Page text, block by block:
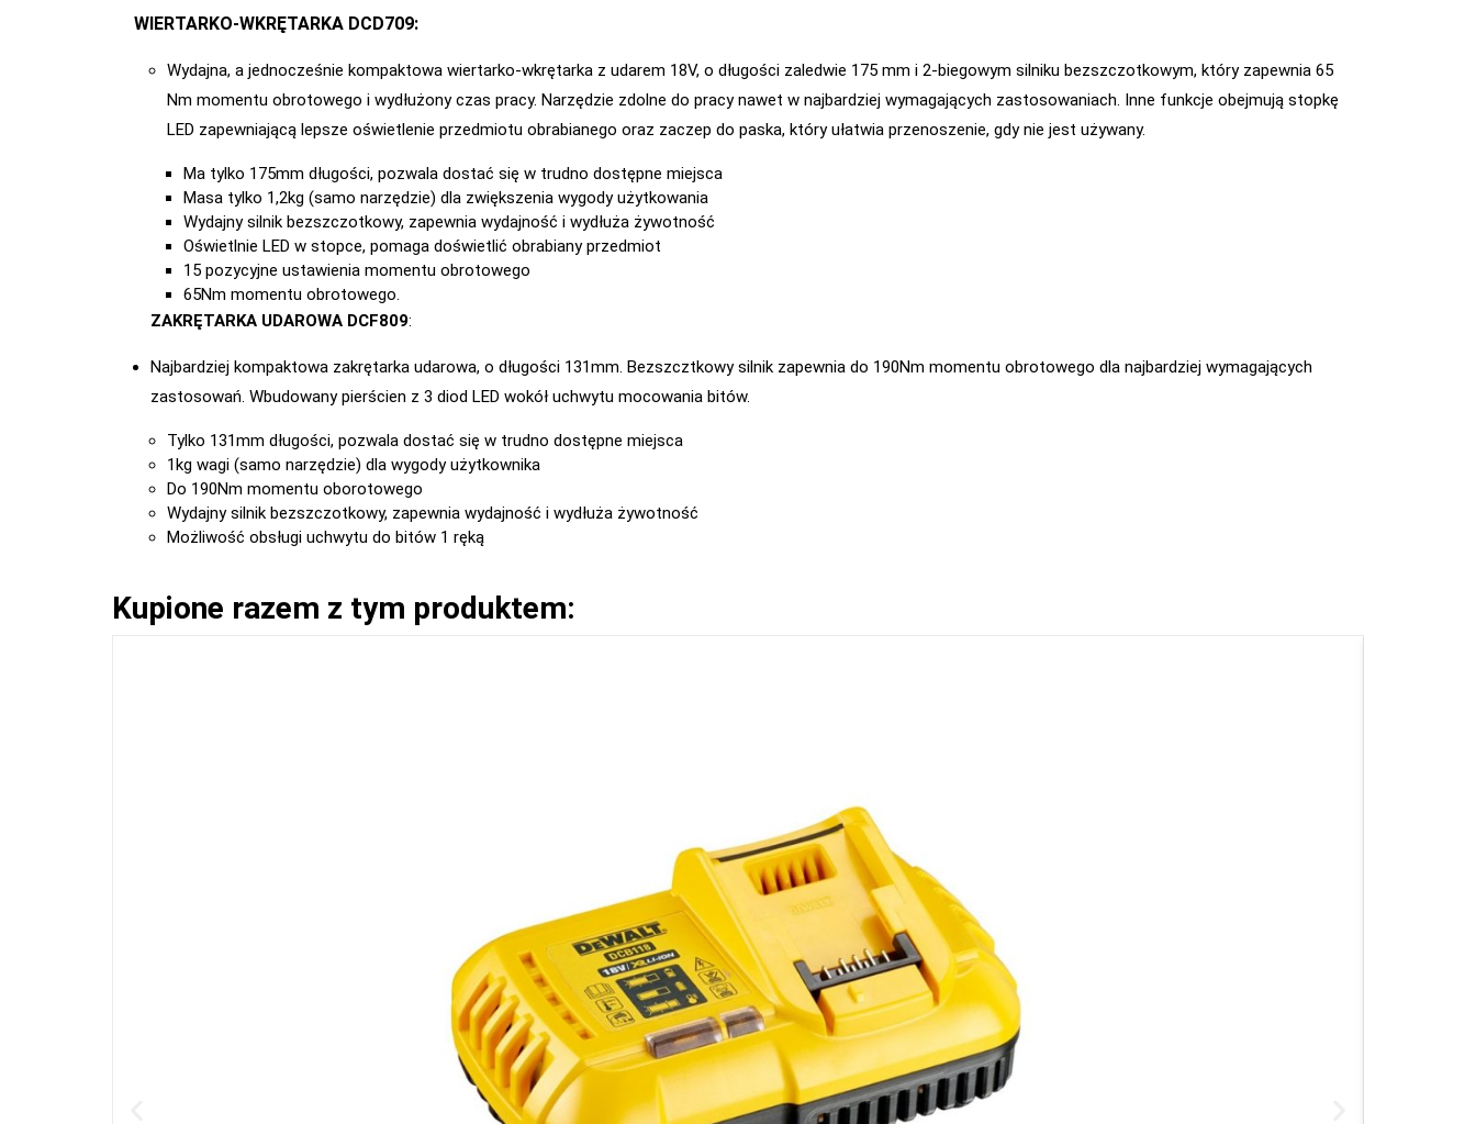
WIERTARKO-WKRĘTARKA DCD709:
Wydajna, a jednocześnie kompaktowa wiertarko-wkrętarka z udarem 18V, o długości zaledwie 175 mm i 2-biegowym silniku bezszczotkowym, który zapewnia 65
Nm momentu obrotowego i wydłużony czas pracy. Narzędzie zdolne do pracy nawet w najbardziej wymagających zastosowaniach. Inne funkcje obejmują stopkę
LED zapewniającą lepsze oświetlenie przedmiotu obrabianego oraz zaczep do paska, który ułatwia przenoszenie, gdy nie jest używany.
Ma tylko 175mm długości, pozwala dostać się w trudno dostępne miejsca
Masa tylko 1,2kg (samo narzędzie) dla zwiększenia wygody użytkowania
Wydajny silnik bezszczotkowy, zapewnia wydajność i wydłuża żywotność
Oświetlnie LED w stopce, pomaga doświetlić obrabiany przedmiot
15 pozycyjne ustawienia momentu obrotowego
65Nm momentu obrotowego.
ZAKRĘTARKA UDAROWA DCF809:
Najbardziej kompaktowa zakrętarka udarowa, o długości 131mm. Bezszcztkowy silnik zapewnia do 190Nm momentu obrotowego dla najbardziej wymagających
zastosowań. Wbudowany pierścien z 3 diod LED wokół uchwytu mocowania bitów.
Tylko 131mm długości, pozwala dostać się w trudno dostępne miejsca
1kg wagi (samo narzędzie) dla wygody użytkownika
Do 190Nm momentu oborotowego
Wydajny silnik bezszczotkowy, zapewnia wydajność i wydłuża żywotność
Możliwość obsługi uchwytu do bitów 1 ręką
Kupione razem z tym produktem: